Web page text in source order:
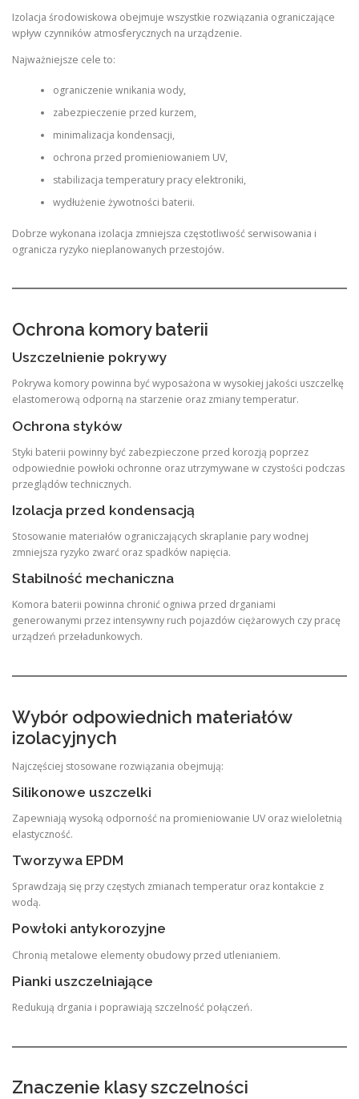
Izolacja środowiskowa obejmuje wszystkie rozwiązania ograniczające
wpływ czynników atmosferycznych na urządzenie.
Najważniejsze cele to:
ograniczenie wnikania wody,
zabezpieczenie przed kurzem,
minimalizacja kondensacji,
ochrona przed promieniowaniem UV,
stabilizacja temperatury pracy elektroniki,
wydłużenie żywotności baterii.
Dobrze wykonana izolacja zmniejsza częstotliwość serwisowania i
ogranicza ryzyko nieplanowanych przestojów.
Ochrona komory baterii
Uszczelnienie pokrywy
Pokrywa komory powinna być wyposażona w wysokiej jakości uszczelkę
elastomerową odporną na starzenie oraz zmiany temperatur.
Ochrona styków
Styki baterii powinny być zabezpieczone przed korozją poprzez
odpowiednie powłoki ochronne oraz utrzymywane w czystości podczas
przeglądów technicznych.
Izolacja przed kondensacją
Stosowanie materiałów ograniczających skraplanie pary wodnej
zmniejsza ryzyko zwarć oraz spadków napięcia.
Stabilność mechaniczna
Komora baterii powinna chronić ogniwa przed drganiami
generowanymi przez intensywny ruch pojazdów ciężarowych czy pracę
urządzeń przeładunkowych.
Wybór odpowiednich materiałów
izolacyjnych
Najczęściej stosowane rozwiązania obejmują:
Silikonowe uszczelki
Zapewniają wysoką odporność na promieniowanie UV oraz wieloletnią
elastyczność.
Tworzywa EPDM
Sprawdzają się przy częstych zmianach temperatur oraz kontakcie z
wodą.
Powłoki antykorozyjne
Chronią metalowe elementy obudowy przed utlenianiem.
Pianki uszczelniające
Redukują drgania i poprawiają szczelność połączeń.
Znaczenie klasy szczelności